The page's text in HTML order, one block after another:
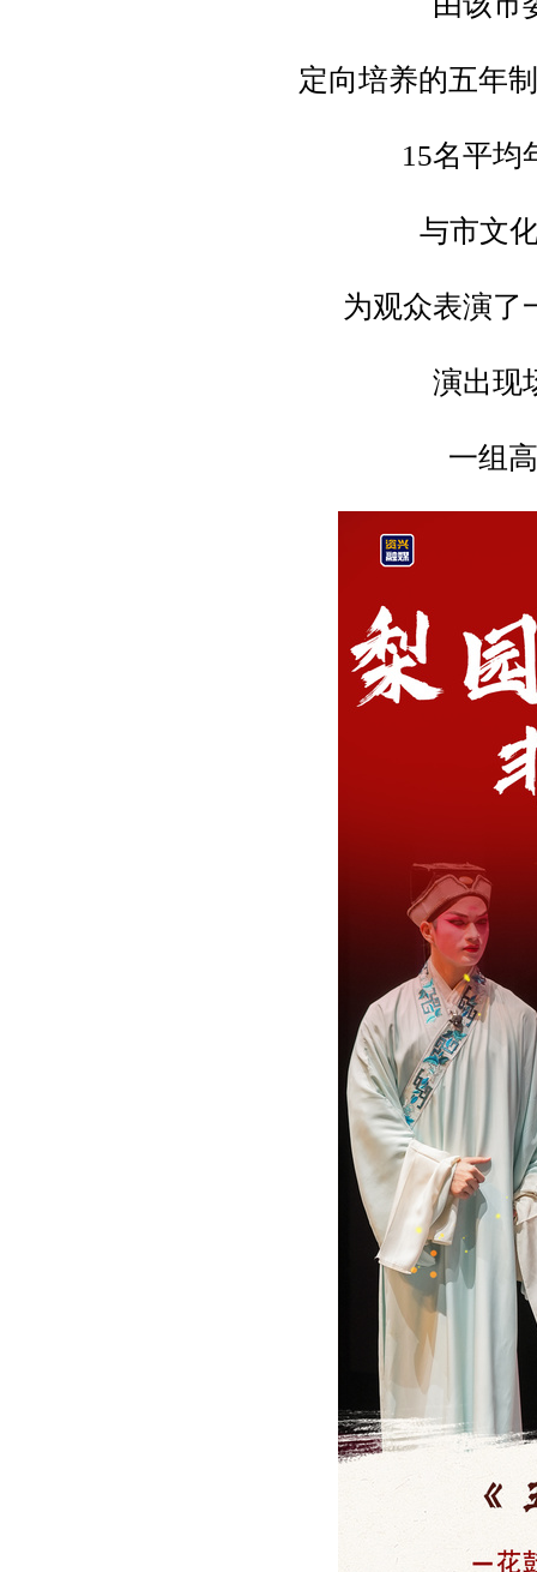
定向培养的五年
15名平均
与市文
为观众表演了
演出现
一组